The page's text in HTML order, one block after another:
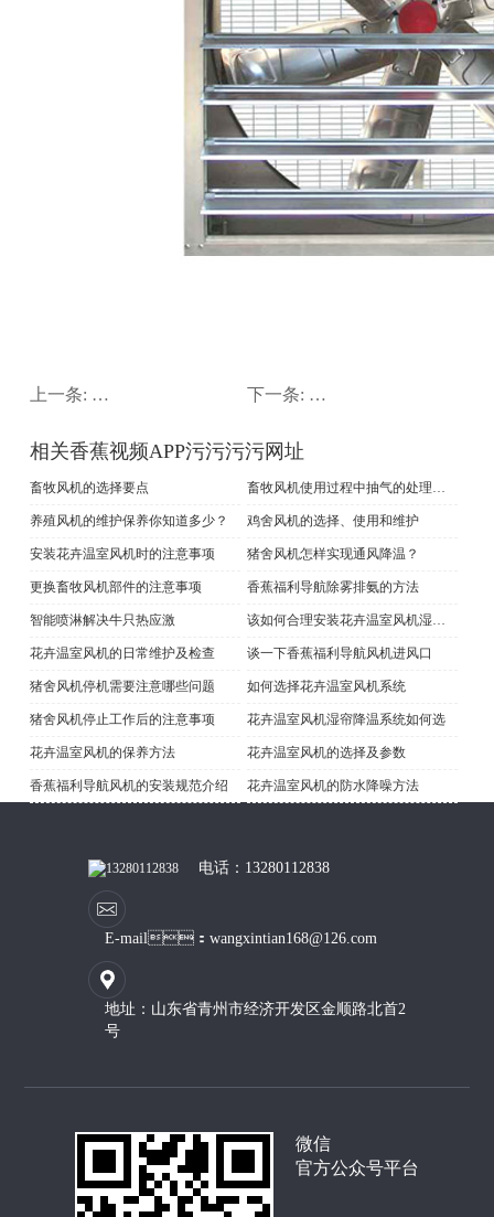
上一条:
花卉温室风机的日常维护及检查
下一条:
如何提高香蕉福利导航
相关香蕉视频APP污污污污网址
畜牧风机的选择要点
养殖风机的维护保养你知道多少？ 鸡舍风机的选择、使用和维护
安装花卉温室风机时的注意事项 猪舍风机怎样实现通风降温？
更换畜牧风机部件的注意事项 香蕉福利导航除雾排氨的方法
智能喷淋解决牛只热应激
花卉温室风机的日常维护及检查 谈一下香蕉福利导航风机进风口
猪舍风机停机需要注意哪些问题 如何选择花卉温室风机系统
猪舍风机停止工作后的注意事项 花卉温室风机湿帘降温系统如何选
花卉温室风机的保养方法 花卉温室风机的选择及参数
香蕉福利导航风机的安装规范介绍 花卉温室风机的防水降噪方法
电话：13280112838
E-mail：wangxintian168@126.com
地址：山东省青州市经济开发区金顺路北首2
号
微信
官方公众号平台